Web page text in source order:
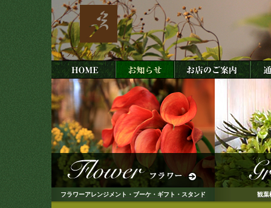
フラワーアレンジメント・ブーケ・ギフト・スタンド 観葉